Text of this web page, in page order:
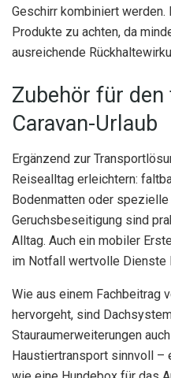
Geschirr kombiniert
Produkte zu achten, da
ausreichende
Zubehör für
Caravan-Urlaub
Ergänzend zur
Reisealltag erleichtern:
Bodenmatten oder
Geruchsbeseitigung sind
Alltag. Auch ein mobiler
im Notfall wertvolle Dienste
Wie aus einem Fachbeitrag
hervorgeht, sind
Stauraumerweiterungen
Haustiertransport sinnvoll –